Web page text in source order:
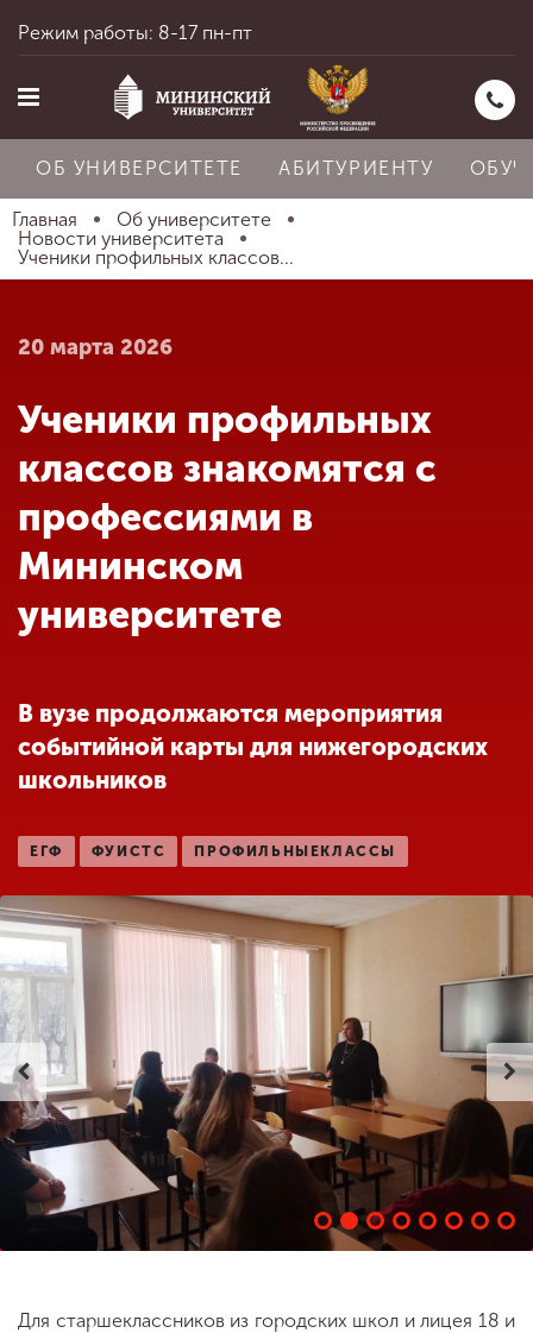
Главная
Абитуриенту
Обучение
Наука
Международная
деятельность
деятельности
Студенческая жизнь
Сведения об
образовательной
организации
ENG SPN CHI
Режим работы: 8-17 пн-пт
ОБ УНИВЕРСИТЕТЕ АБИТУРИЕНТУ
Главная
Об университете
Новости университета
Ученики профильных классов...
20 марта 2026
Ученики профильных
классов знакомятся с
профессиями в
Мининском
университете
В вузе продолжаются мероприятия
событийной карты для нижегородских
школьников
ЕГФ ФУИСТС ПРОФИЛЬНЫЕКЛАССЫ
Для старшеклассников из городских школ и лицея 18 и